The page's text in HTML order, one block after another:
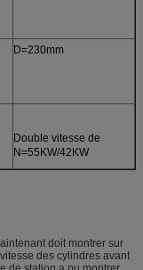
D=230mm
Double vitesse de
N=55KW/42KW
doit montrer sur
des cylindres avant